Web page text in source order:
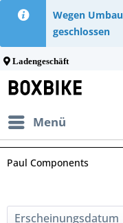
Wegen
geschlossen
Ladengeschäft
Menü
Paul Components